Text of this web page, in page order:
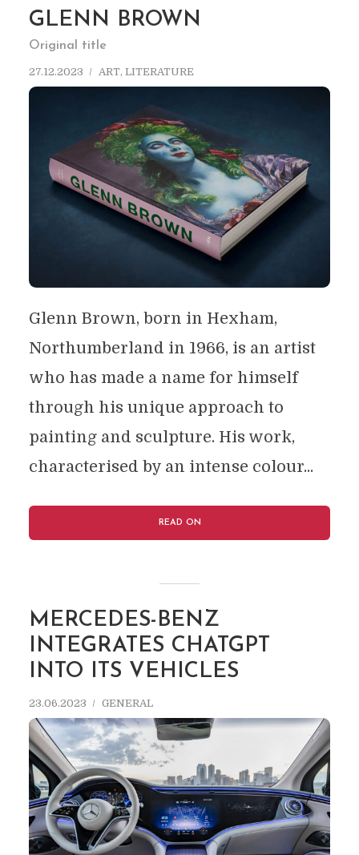
GLENN BROWN
Original title
27.12.2023 ART, LITERATURE
Glenn Brown, born in Hexham,
Northumberland in 1966, is an artist
who has made a name for himself
through his unique approach to
painting and sculpture. His work,
characterised by an intense colour...
READ ON
MERCEDES-BENZ
INTEGRATES CHATGPT
INTO ITS VEHICLES
23.06.2023 GENERAL